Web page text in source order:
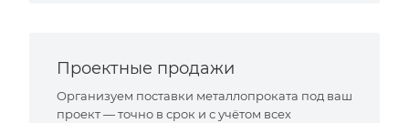
Проектные продажи
Организуем поставки металлопроката под ваш
проект — точно в срок и с учётом всех